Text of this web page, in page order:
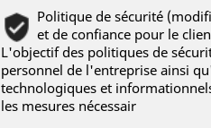
Politique de sécurité
et de confiance pour le
L'objectif des politiques de
personnel de l'entreprise ainsi
technologiques et
les mesures nécessair